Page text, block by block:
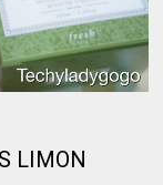
LIMON